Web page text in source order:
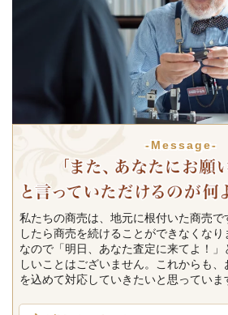
-Message-
私たちの商売は、地元に根付いた商売
したら商売を続けることができなくなり
なので「明日、あなた査定に来てよ！
しいことはございません。これからも
を込めて対応していきたいと思っていま